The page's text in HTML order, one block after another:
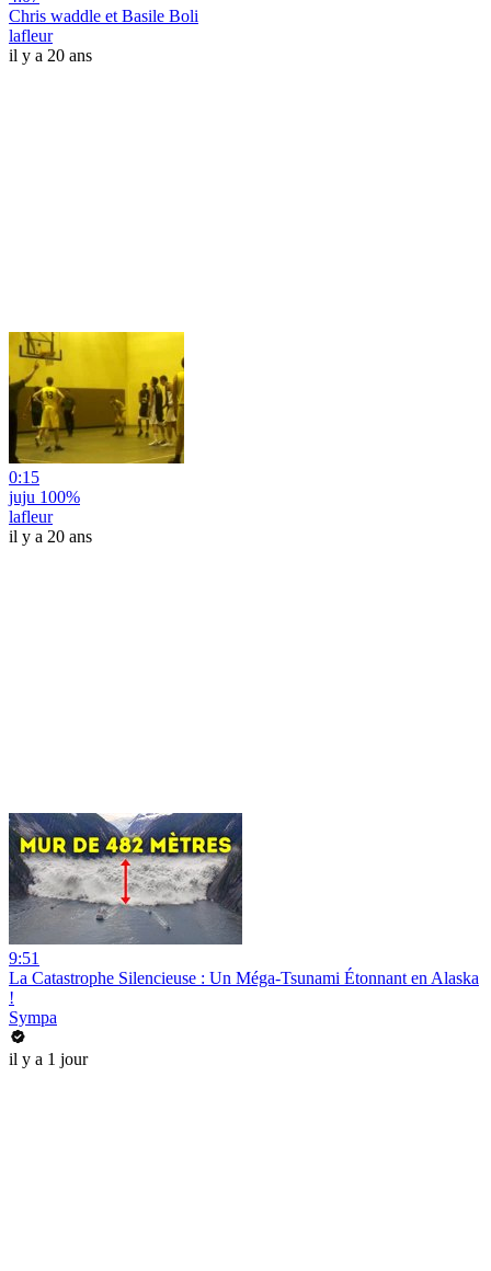
Chris waddle et Basile Boli
lafleur
il y a 20 ans
0:15
juju 100%
lafleur
il y a 20 ans
9:51
La Catastrophe Silencieuse : Un Méga-Tsunami Étonnant en Alaska
!
Sympa
il y a 1 jour